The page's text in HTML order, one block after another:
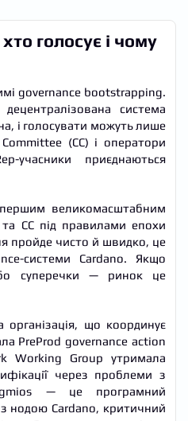
голосує і чому
governance bootstrapping.
система
і голосувати можуть лише
(CC) і оператори
учасники приєднаються
великомасштабним
CC під правилами епохи
пройде чисто й швидко, це
системи Cardano. Якщо
суперечки — ринок це
що координує
PreProd governance action
Working Group утримала
через проблеми з
— це програмний
нодою Cardano, критичний